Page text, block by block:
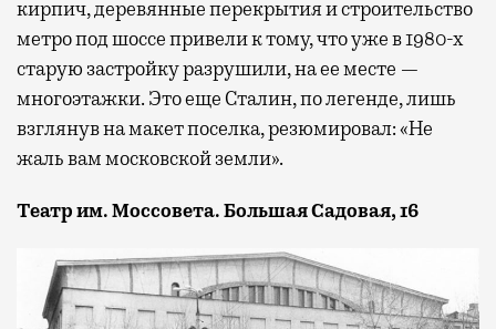
кирпич, деревянные перекрытия и строительство
метро под шоссе привели к тому, что уже в 1980-х
старую застройку разрушили, на ее месте —
многоэтажки. Это еще Сталин, по легенде, лишь
взглянув на макет поселка, резюмировал: «Не
жаль вам московской земли».
Театр им. Моссовета. Большая Садовая, 16